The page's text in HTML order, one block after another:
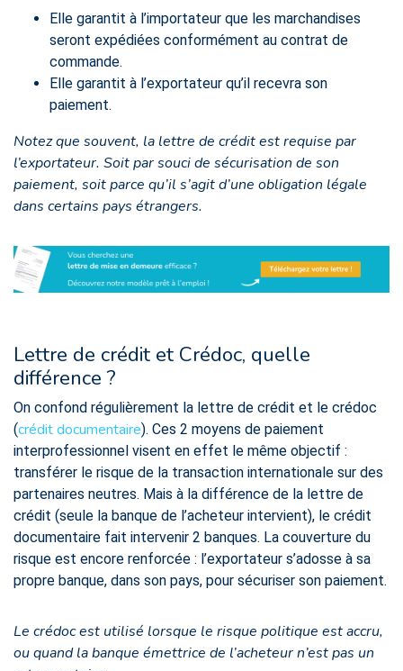
Elle garantit à l’importateur que les marchandises
seront expédiées conformément au contrat de
commande.
Elle garantit à l’exportateur qu’il recevra son
paiement.
Notez que souvent, la lettre de crédit est requise par
l’exportateur. Soit par souci de sécurisation de son
paiement, soit parce qu’il s’agit d’une obligation légale
dans certains pays étrangers.
Lettre de crédit et Crédoc, quelle
différence ?
On confond régulièrement la lettre de crédit et le crédoc
(crédit documentaire). Ces 2 moyens de paiement
interprofessionnel visent en effet le même objectif :
transférer le risque de la transaction internationale sur des
partenaires neutres. Mais à la différence de la lettre de
crédit (seule la banque de l’acheteur intervient), le crédit
documentaire fait intervenir 2 banques. La couverture du
risque est encore renforcée : l’exportateur s’adosse à sa
propre banque, dans son pays, pour sécuriser son paiement.
Le crédoc est utilisé lorsque le risque politique est accru,
ou quand la banque émettrice de l’acheteur n’est pas un